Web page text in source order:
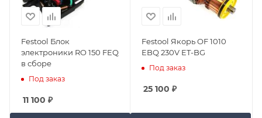
Festool Блок
электроники RO 150 FEQ
в сборе
Под заказ
11 100 ₽
Festool Якорь OF 1010
EBQ 230V ET-BG
Под заказ
25 100 ₽